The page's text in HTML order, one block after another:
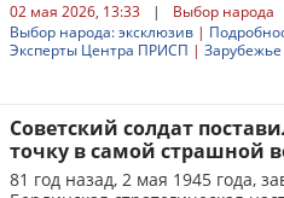
02 мая 2026, 13:33 |
Выбор народа
Выбор народа: эксклюзив |
Эксперты Центра ПРИСП | Зарубежье
Советский солдат
точку в самой страшной
81 год назад, 2 мая 1945 года,